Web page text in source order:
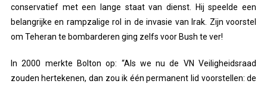
conservatief met een lange staat van dienst. Hij speelde een
belangrijke en rampzalige rol in de invasie van Irak. Zijn voorstel
om Teheran te bombarderen ging zelfs voor Bush te ver!
In 2000 merkte Bolton op: “Als we nu de VN Veiligheidsraad
zouden hertekenen, dan zou ik één permanent lid voorstellen: de